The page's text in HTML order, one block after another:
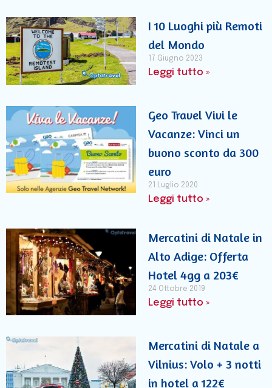
I 10 Luoghi più Remoti
del Mondo
17 Giugno 2023
Leggi tutto »
Geo Travel Vivi le
Vacanze: Vinci un
buono sconto da 300
euro
21 Luglio 2020
Leggi tutto »
Mercatini di Natale in
Alto Adige: Offerta
Hotel 4gg a 203€
24 Ottobre 2019
Leggi tutto »
Mercatini di Natale a
Vilnius: Volo + 3 notti
in hotel a 122€